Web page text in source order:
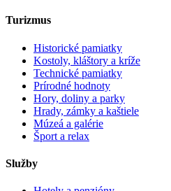
Turizmus
Historické pamiatky
Kostoly, kláštory a kríže
Technické pamiatky
Prírodné hodnoty
Hory, doliny a parky
Hrady, zámky a kaštiele
Múzeá a galérie
Šport a relax
Služby